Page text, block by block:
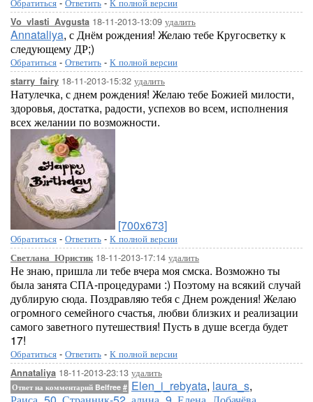
Vo_vlasti_Avgusta 18-11-2013-13:09 удалить
Annataliya, с Днём рождения! Желаю тебе Кругосветку к
следующему ДР;)
Обратиться - Ответить - К полной версии
starry_fairy 18-11-2013-15:32 удалить
Натулечка, с днем рождения! Желаю тебе Божией милости,
здоровья, достатка, радости, успехов во всем, исполнения
всех желании по возможности.
[700x673]
Обратиться - Ответить - К полной версии
Светлана_Юристик18-11-2013-17:14 удалить
Не знаю, пришла ли тебе вчера моя смска. Возможно ты
была занята СПА-процедурами :) Поэтому на всякий случай
дублирую сюда. Поздравляю тебя с Днем рождения! Желаю
огромного семейного счастья, любви близких и реализации
самого заветного путешествия! Пусть в душе всегда будет
17!
Обратиться - Ответить - К полной версии
Annataliya 18-11-2013-23:13 удалить
Ответ на комментарий Belfree # Elen_i_rebyata, laura_s,